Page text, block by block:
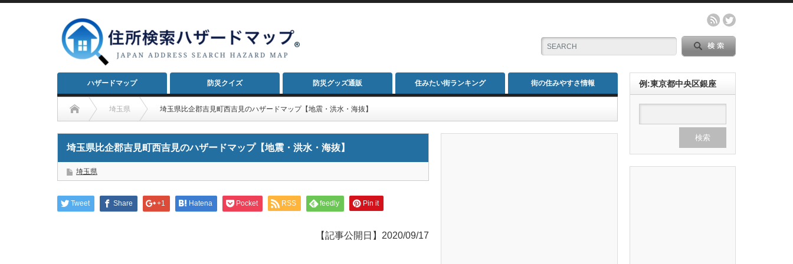
ハザードマップ 防災クイズ 防災グッズ通販 住みたい街ランキング 街の住みやすさ情報
埼玉県 埼玉県比企郡吉見町西吉見のハザードマップ【地震・洪水・海抜】
埼玉県比企郡吉見町西吉見のハザードマップ【地震・洪水・海抜】
埼玉県
Tweet Share +1 Hatena Pocket RSS feedly Pin it
【記事公開日】2020/09/17
例:東京都中央区銀座